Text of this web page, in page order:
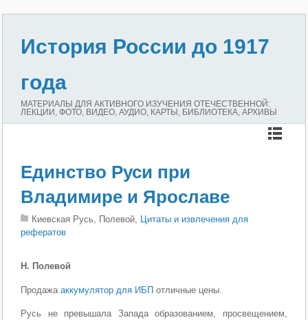
История России до 1917
года
МАТЕРИАЛЫ ДЛЯ АКТИВНОГО ИЗУЧЕНИЯ ОТЕЧЕСТВЕННОЙ:
ЛЕКЦИИ, ФОТО, ВИДЕО, АУДИО, КАРТЫ, БИБЛИОТЕКА, АРХИВЫ
Единство Руси при
Владимире и Ярославе
Киевская Русь, Полевой, Цитаты и извлечения для
рефератов
Н. Полевой
Продажааккумулятор для ИБП отличные цены.
Русь не превышала Запада образованием, просвещени­ем,